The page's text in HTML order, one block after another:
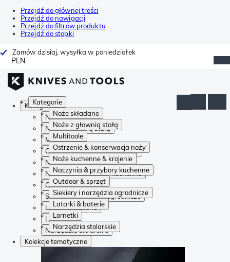
Przejdź do głównej treści
Przejdź do nawigacji
Przejdź do filtrów produktu
Przejdź do stopki
Zamów dzisiaj, wysyłka w poniedziałek
PLN
Kategorie
Noże składane
Noże z głownią stałą
Multitoole
Ostrzenie & konserwacja noży
Noże kuchenne & krojenie
Naczynia & przybory kuchenne
Outdoor & sprzęt
Siekiery i narzędzia ogrodnicze
Latarki & baterie
Lornetki
Narzędzia stolarskie
Kategorie
Noże składane
Noże z głownią stałą
Multitoole
Ostrzenie & konserwacja noży
Noże kuchenne & krojenie
Naczynia & przybory kuchenne
Outdoor & sprzęt
Siekiery i narzędzia ogrodnicze
Latarki & baterie
Lornetki
Narzędzia stolarskie
Kolekcje tematyczne